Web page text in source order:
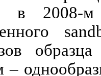
в 2008-
–